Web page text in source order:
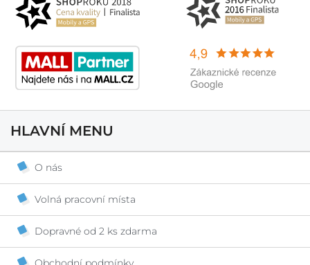
HLAVNÍ MENU
O nás
Volná pracovní místa
Dopravné od 2 ks zdarma